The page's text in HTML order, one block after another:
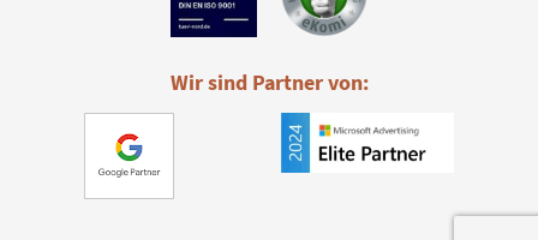
Wir sind Partner von: